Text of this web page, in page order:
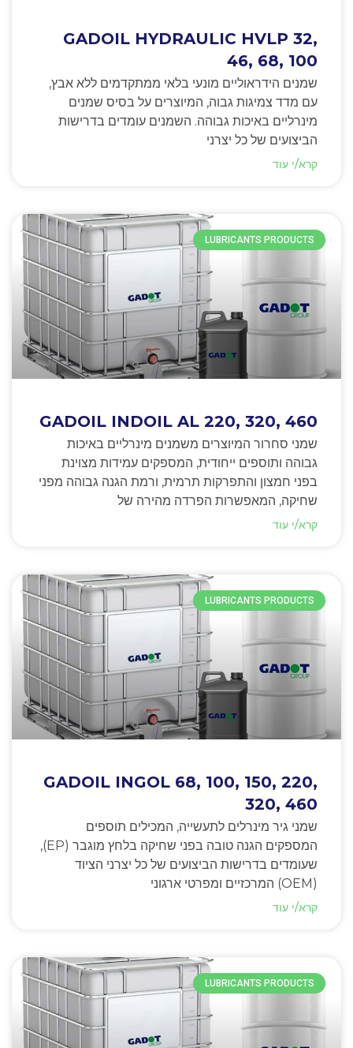
GADOIL HYDRAULIC HVLP 32,
46, 68, 100
שמנים הידראוליים מונעי בלאי ממתקדמים ללא אבץ,
עם מדד צמיגות גבוה, המיוצרים על בסיס שמנים
מינרליים באיכות גבוהה. השמנים עומדים בדרישות
הביצועים של כל יצרני
קרא/י עוד
LUBRICANTS PRODUCTS
GADOIL INDOIL AL 220, 320, 460
שמני סחרור המיוצרים משמנים מינרליים באיכות
גבוהה ותוספים ייחודית, המספקים עמידות מצוינת
בפני חמצון והתפרקות תרמית, ורמת הגנה גבוהה מפני
שחיקה, המאפשרות הפרדה מהירה של
קרא/י עוד
LUBRICANTS PRODUCTS
GADOIL INGOL 68, 100, 150, 220,
320, 460
שמני גיר מינרלים לתעשייה, המכילים תוספים
המספקים הגנה טובה בפני שחיקה בלחץ מוגבר (EP),
שעומדים בדרישות הביצועים של כל יצרני הציוד
(OEM) המרכזיים ומפרטי ארגוני
קרא/י עוד
LUBRICANTS PRODUCTS